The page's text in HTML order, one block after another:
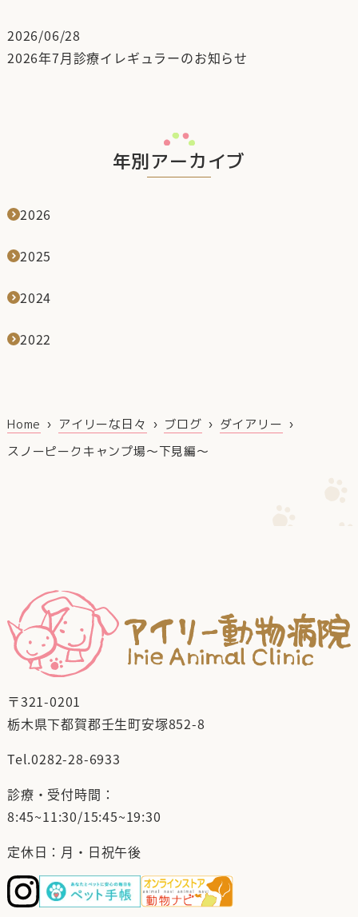
2026年7月診療イレギュラーのお知らせ
2026/06/28
年別アーカイブ
2026
2025
2024
2022
Home アイリーな日々 ブログ
ダイアリー
スノーピークキャンプ場～下見編～
〒321-0201
栃木県下都賀郡壬生町安塚852-8
Tel.0282-28-6933
診療・受付時間：
8:45~11:30/15:45~19:30
定休日：月・日祝午後